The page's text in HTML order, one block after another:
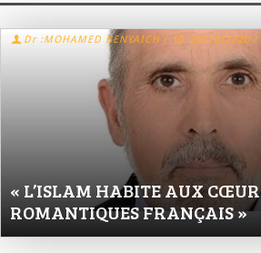
« L’ISLAM HABITE AUX
ROMANTIQUES FRANÇAIS »
Dr :MOHAMED BENYAICH / 20/10/2020 /